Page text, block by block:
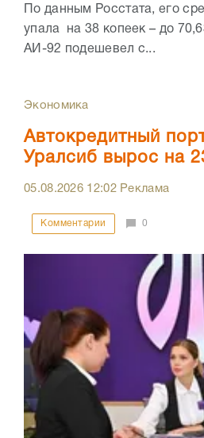
По данным Росстата, его
упала на 38 копеек – до
АИ-92 подешевел с...
Экономика
Автокредитный
Уралсиб вырос на
05.08.2026 12:02Реклама
Комментарии 0